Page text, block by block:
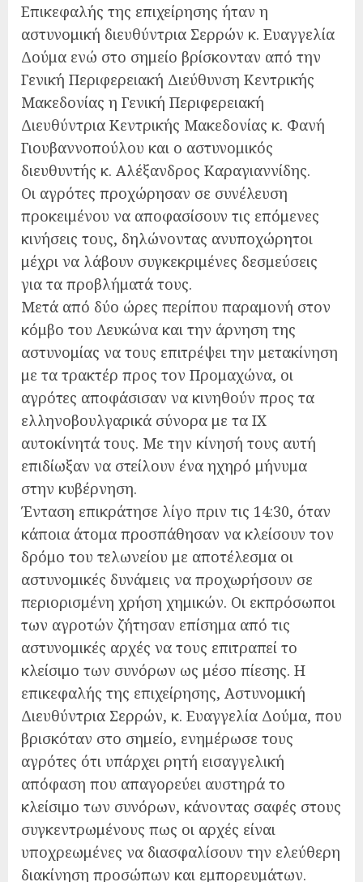
Επικεφαλής της επιχείρησης ήταν η
αστυνομική διευθύντρια Σερρών κ. Ευαγγελία
Δούμα ενώ στο σημείο βρίσκονταν από την
Γενική Περιφερειακή Διεύθυνση Κεντρικής
Μακεδονίας η Γενική Περιφερειακή
Διευθύντρια Κεντρικής Μακεδονίας κ. Φανή
Γιουβαννοπούλου και ο αστυνομικός
διευθυντής κ. Αλέξανδρος Καραγιαννίδης.
Οι αγρότες προχώρησαν σε συνέλευση
προκειμένου να αποφασίσουν τις επόμενες
κινήσεις τους, δηλώνοντας ανυποχώρητοι
μέχρι να λάβουν συγκεκριμένες δεσμεύσεις
για τα προβλήματά τους.
Μετά από δύο ώρες περίπου παραμονή στον
κόμβο του Λευκώνα και την άρνηση της
αστυνομίας να τους επιτρέψει την μετακίνηση
με τα τρακτέρ προς τον Προμαχώνα, οι
αγρότες αποφάσισαν να κινηθούν προς τα
ελληνοβουλγαρικά σύνορα με τα ΙΧ
αυτοκίνητά τους. Με την κίνησή τους αυτή
επιδίωξαν να στείλουν ένα ηχηρό μήνυμα
στην κυβέρνηση.
Ένταση επικράτησε λίγο πριν τις 14:30, όταν
κάποια άτομα προσπάθησαν να κλείσουν τον
δρόμο του τελωνείου με αποτέλεσμα οι
αστυνομικές δυνάμεις να προχωρήσουν σε
περιορισμένη χρήση χημικών. Οι εκπρόσωποι
των αγροτών ζήτησαν επίσημα από τις
αστυνομικές αρχές να τους επιτραπεί το
κλείσιμο των συνόρων ως μέσο πίεσης. Η
επικεφαλής της επιχείρησης, Αστυνομική
Διευθύντρια Σερρών, κ. Ευαγγελία Δούμα, που
βρισκόταν στο σημείο, ενημέρωσε τους
αγρότες ότι υπάρχει ρητή εισαγγελική
απόφαση που απαγορεύει αυστηρά το
κλείσιμο των συνόρων, κάνοντας σαφές στους
συγκεντρωμένους πως οι αρχές είναι
υποχρεωμένες να διασφαλίσουν την ελεύθερη
διακίνηση προσώπων και εμπορευμάτων.